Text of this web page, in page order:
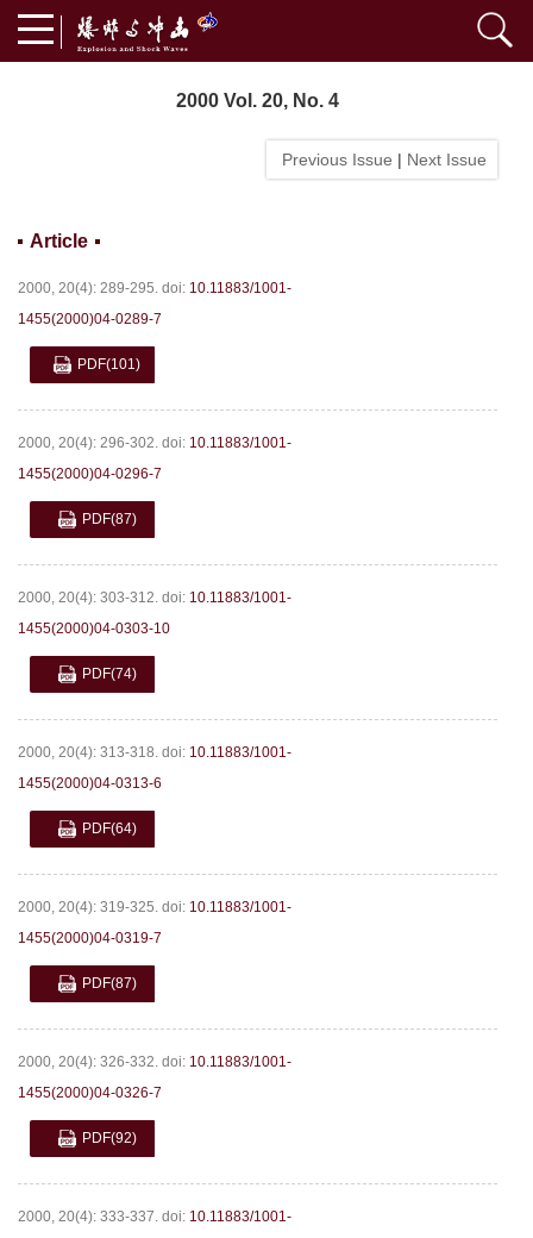
2000 Vol. 20, No. 4
Previous Issue | Next Issue
Article
2000, 20(4): 289-295. doi: 10.11883/1001-
1455(2000)04-0289-7
PDF(101)
2000, 20(4): 296-302. doi: 10.11883/1001-
1455(2000)04-0296-7
PDF(87)
2000, 20(4): 303-312. doi: 10.11883/1001-
1455(2000)04-0303-10
PDF(74)
2000, 20(4): 313-318. doi: 10.11883/1001-
1455(2000)04-0313-6
PDF(64)
2000, 20(4): 319-325. doi: 10.11883/1001-
1455(2000)04-0319-7
PDF(87)
2000, 20(4): 326-332. doi: 10.11883/1001-
1455(2000)04-0326-7
PDF(92)
2000, 20(4): 333-337. doi: 10.11883/1001-